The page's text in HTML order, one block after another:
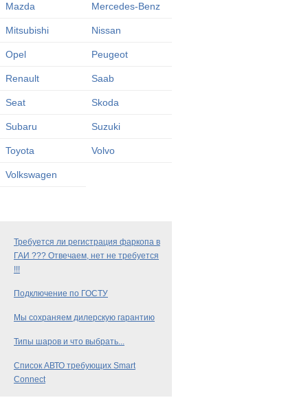
Mazda Mercedes-Benz
Mitsubishi Nissan
Opel Peugeot
Renault Saab
Seat Skoda
Subaru Suzuki
Toyota Volvo
Volkswagen
Требуется ли регистрация фаркопа в
ГАИ ??? Отвечаем, нет не требуется
!!!
Подключение по ГОСТУ
Мы сохраняем дилерскую гарантию
Типы шаров и что выбрать...
Список АВТО требующих Smart
Connect